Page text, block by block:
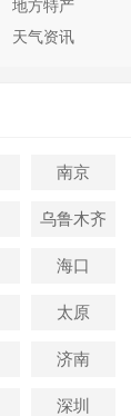
地方特产
天气资讯
南京
乌鲁木齐
海口
太原
济南
深圳